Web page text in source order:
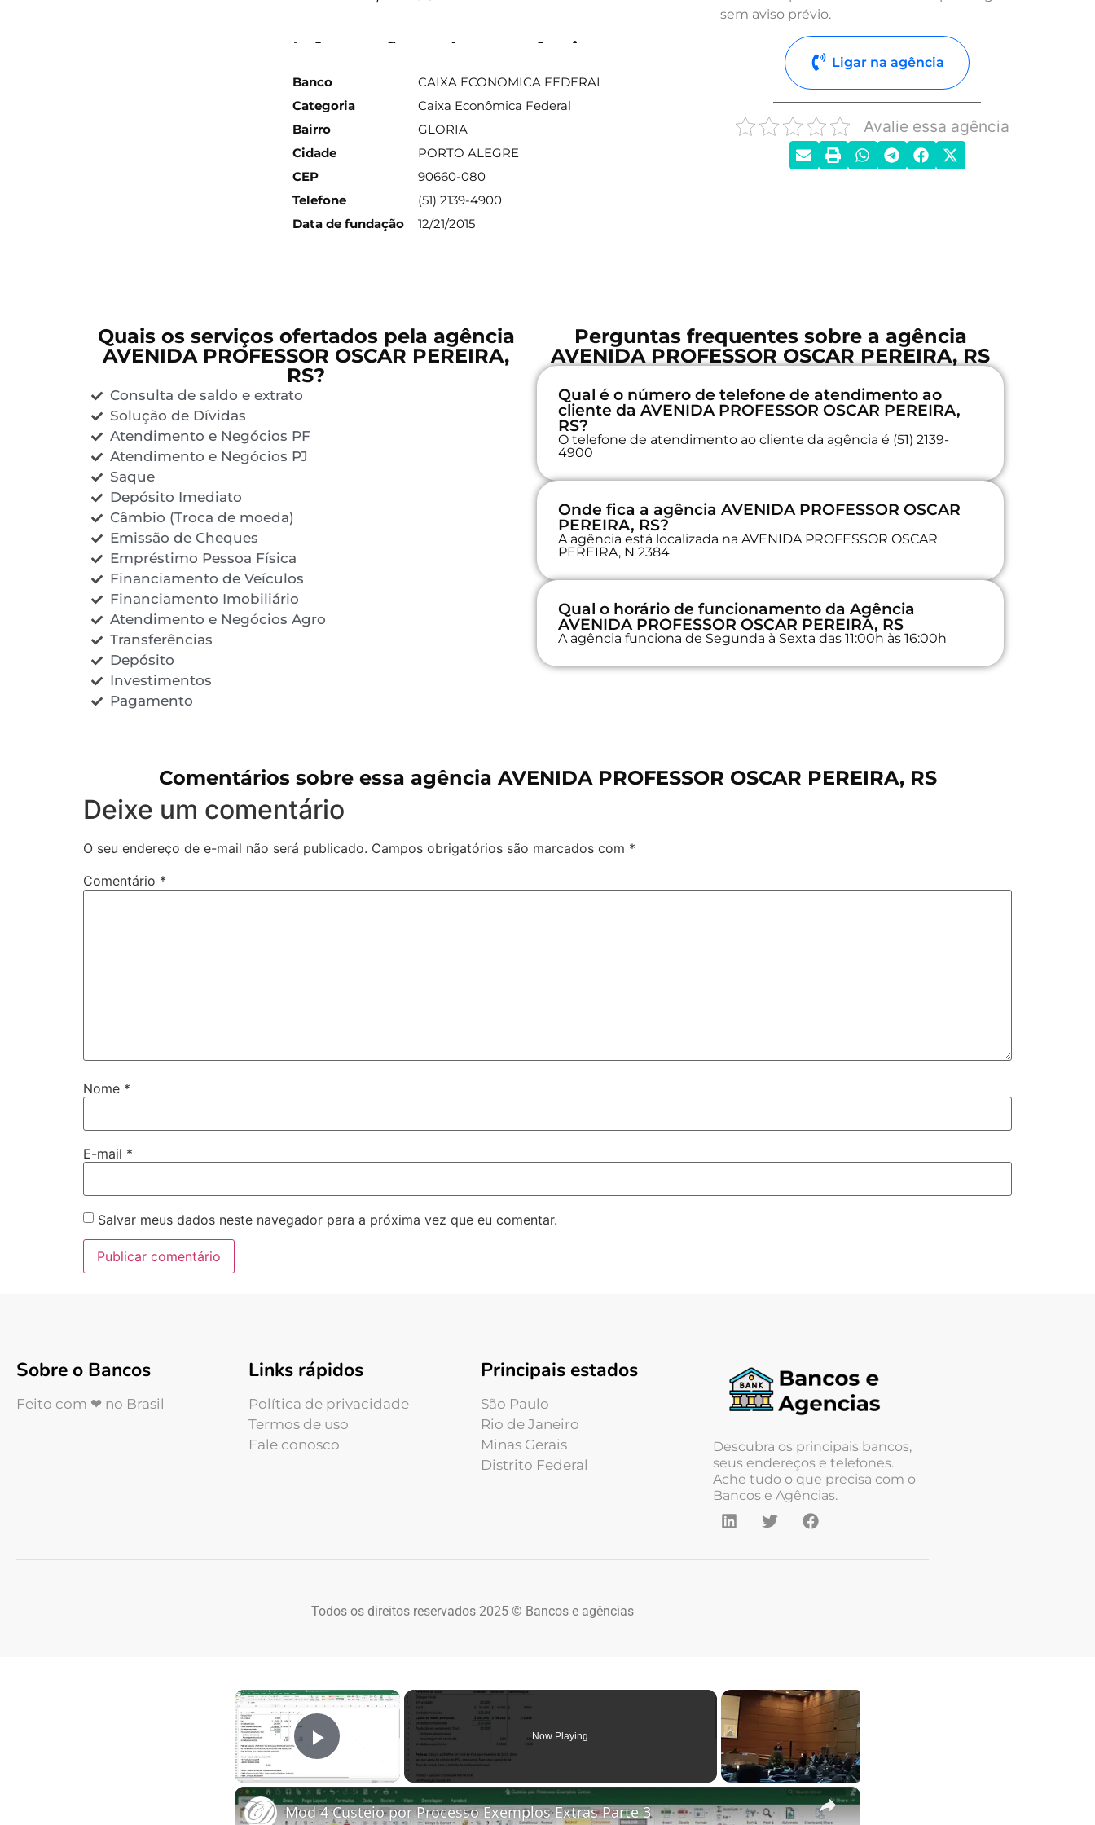
Informações sobre a agência
Banco
CAIXA ECONOMICA FEDERAL
Categoria
Caixa Econômica Federal
Bairro
GLORIA
Cidade
PORTO ALEGRE
CEP
90660-080
Telefone
(51) 2139-4900
Data de fundação
12/21/2015
sem aviso prévio.
Ligar na agência
Avalie essa agência
Quais os serviços ofertados pela agência
AVENIDA PROFESSOR OSCAR PEREIRA,
RS?
Consulta de saldo e extrato
Solução de Dívidas
Atendimento e Negócios PF
Atendimento e Negócios PJ
Saque
Depósito Imediato
Câmbio (Troca de moeda)
Emissão de Cheques
Empréstimo Pessoa Física
Financiamento de Veículos
Financiamento Imobiliário
Atendimento e Negócios Agro
Transferências
Depósito
Investimentos
Pagamento
Perguntas frequentes sobre a agência
AVENIDA PROFESSOR OSCAR PEREIRA, RS
Qual é o número de telefone de atendimento ao
cliente da AVENIDA PROFESSOR OSCAR PEREIRA,
RS?
O telefone de atendimento ao cliente da agência é (51) 2139-
4900
Onde fica a agência AVENIDA PROFESSOR OSCAR
PEREIRA, RS?
A agência está localizada na AVENIDA PROFESSOR OSCAR
PEREIRA, N 2384
Qual o horário de funcionamento da Agência
AVENIDA PROFESSOR OSCAR PEREIRA, RS
A agência funciona de Segunda à Sexta das 11:00h às 16:00h
Comentários sobre essa agência AVENIDA PROFESSOR OSCAR PEREIRA, RS
Deixe um comentário
O seu endereço de e-mail não será publicado. Campos obrigatórios são marcados com *
Comentário *
Nome *
E-mail *
Salvar meus dados neste navegador para a próxima vez que eu comentar.
Sobre o Bancos
Feito com ❤ no Brasil
Links rápidos
Política de privacidade
Termos de uso
Fale conosco
Principais estados
São Paulo
Rio de Janeiro
Minas Gerais
Distrito Federal
Descubra os principais bancos,
seus endereços e telefones.
Ache tudo o que precisa com o
Bancos e Agências.
Todos os direitos reservados 2025 © Bancos e agências
×
Play Video
Now Playing
×
Mod 4 Custeio por Processo Exemplos Extras Parte 3